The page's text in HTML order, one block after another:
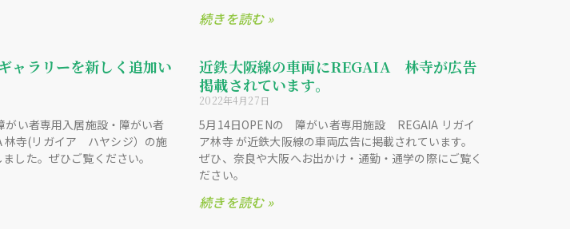
続きを読む »
ャラリーを新しく追加い
がい者専用入居施設・障がい者
寺(リガイア ハヤシジ）の施
した。ぜひご覧ください。
近鉄大阪線の車両にREGAIA 林寺が広告
掲載されています。
2022年4月27日
5月14日OPENの 障がい者専用施設 REGAIA リガイ
ア林寺 が近鉄大阪線の車両広告に掲載されています。
ぜひ、奈良や大阪へお出かけ・通勤・通学の際にご覧く
ださい。
続きを読む »